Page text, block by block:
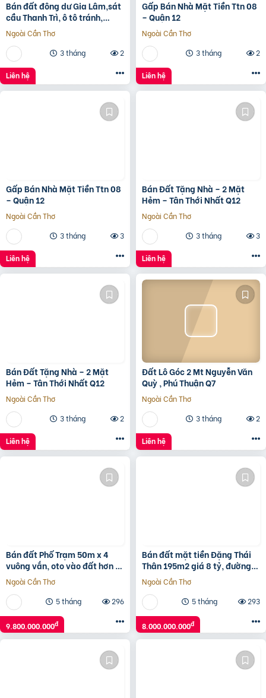
Bán đất đông dư Gia Lâm,sát
cầu Thanh Trì, ô tô tránh,
60m, MT4m, 7 tỷ
Ngoài Cần Thơ
3 tháng
2
Liên hệ
Gấp Bán Nhà Mặt Tiền Ttn 08
– Quận 12
Ngoài Cần Thơ
3 tháng
2
Liên hệ
Gấp Bán Nhà Mặt Tiền Ttn 08
– Quận 12
Ngoài Cần Thơ
3 tháng
3
Liên hệ
Bán Đất Tặng Nhà – 2 Mặt
Hẻm – Tân Thới Nhất Q12
Ngoài Cần Thơ
3 tháng
3
Liên hệ
Bán Đất Tặng Nhà – 2 Mặt
Hẻm – Tân Thới Nhất Q12
Ngoài Cần Thơ
3 tháng
2
Liên hệ
Đất Lô Góc 2 Mt Nguyễn Văn
Quỳ , Phú Thuận Q7
Ngoài Cần Thơ
3 tháng
2
Liên hệ
Bán đất Phố Trạm 50m x 4
vuông vắn, oto vào đất hơn 9
tỷ TL. LH 0936123469
Ngoài Cần Thơ
5 tháng
296
9.800.000.000đ
Bán đất mặt tiền Đặng Thái
Thân 195m2 giá 8 tỷ, đường
7m5, sổ sẵn chính chủ
Ngoài Cần Thơ
5 tháng
293
8.000.000.000đ